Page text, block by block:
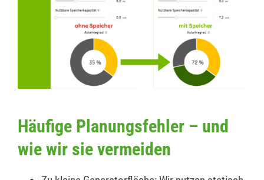
Häufige Planungsfehler – und
wie wir sie vermeiden